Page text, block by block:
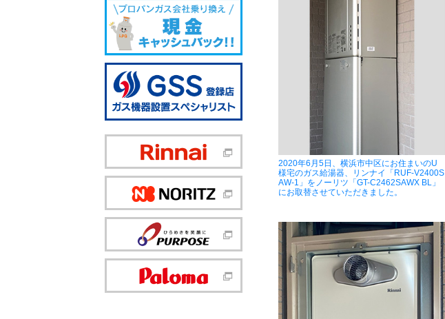
2020年6月5日、横浜市中区にお住まいのU
様宅のガス給湯器、リンナイ「RUF-V2400S
AW-1」をノーリツ「GT-C2462SAWX BL」
にお取替させていただきました。